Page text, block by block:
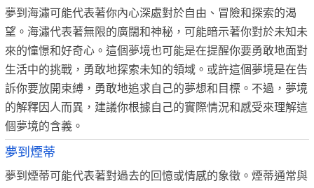
夢到海潚可能代表著你內心深處對於自由、冒險和探索的渴
望。海潚代表著無限的廣闊和神秘，可能暗示著你對於未知未
來的憧憬和好奇心。這個夢境也可能是在提醒你要勇敢地面對
生活中的挑戰，勇敢地探索未知的領域。或許這個夢境是在告
訴你要放開束縛，勇敢地追求自己的夢想和目標。不過，夢境
的解釋因人而異，建議你根據自己的實際情況和感受來理解這
個夢境的含義。
夢到煙蒂
夢到煙蒂可能代表著對過去的回憶或情感的象徵。煙蒂通常與